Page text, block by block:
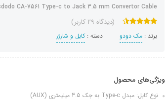
CA-7561 Type-c to Jack 3.5 mm Convertor Cable
(دیدگاه 29 کاربر)
برند : مک دودو دسته :کابل و شارژر
ویژگی‌های محصول
نوع کابل: مبدل Type-c به جک 3.5 میلیمتری (AUX)